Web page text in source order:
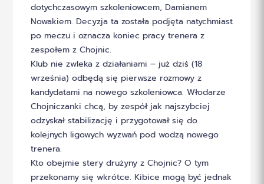
dotychczasowym szkoleniowcem, Damianem
Nowakiem. Decyzja ta została podjęta natychmiast
po meczu i oznacza koniec pracy trenera z
zespołem z Chojnic.
Klub nie zwleka z działaniami – już dziś (18
września) odbędą się pierwsze rozmowy z
kandydatami na nowego szkoleniowca. Włodarze
Chojniczanki chcą, by zespół jak najszybciej
odzyskał stabilizację i przygotował się do
kolejnych ligowych wyzwań pod wodzą nowego
trenera.
Kto obejmie stery drużyny z Chojnic? O tym
przekonamy się wkrótce. Kibice mogą być jednak